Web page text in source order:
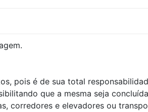
pois é de sua total
que a mesma seja
corredores e elevadores ou